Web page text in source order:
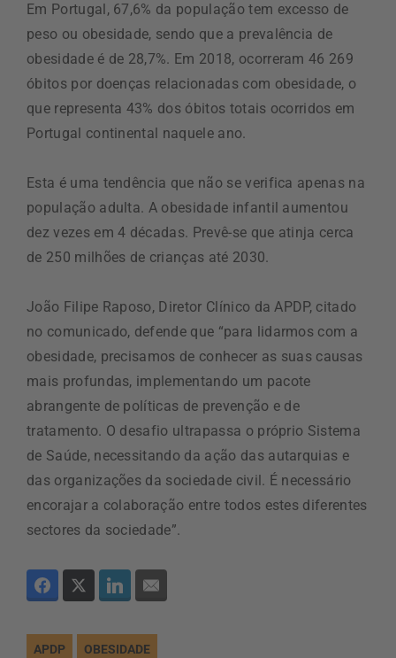
Em Portugal, 67,6% da população tem excesso de
peso ou obesidade, sendo que a prevalência de
obesidade é de 28,7%. Em 2018, ocorreram 46 269
óbitos por doenças relacionadas com obesidade, o
que representa 43% dos óbitos totais ocorridos em
Portugal continental naquele ano.
Esta é uma tendência que não se verifica apenas na
população adulta. A obesidade infantil aumentou
dez vezes em 4 décadas. Prevê-se que atinja cerca
de 250 milhões de crianças até 2030.
João Filipe Raposo, Diretor Clínico da APDP, citado
no comunicado, defende que “para lidarmos com a
obesidade, precisamos de conhecer as suas causas
mais profundas, implementando um pacote
abrangente de políticas de prevenção e de
tratamento. O desafio ultrapassa o próprio Sistema
de Saúde, necessitando da ação das autarquias e
das organizações da sociedade civil. É necessário
encorajar a colaboração entre todos estes diferentes
sectores da sociedade”.
APDP OBESIDADE